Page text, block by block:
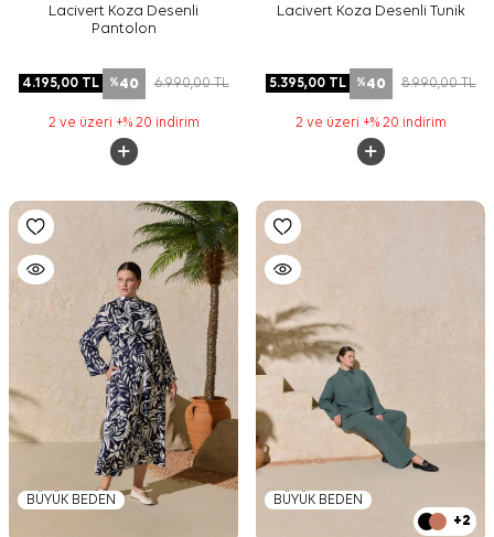
Lacivert Koza Desenli
Pantolon
4.195,00TL %40 6.990,00TL
2 ve üzeri +% 20 indirim
Lacivert Koza Desenli Tunik
5.395,00TL %40 8.990,00TL
2 ve üzeri +% 20 indirim
BÜYÜK BEDEN
BÜYÜK BEDEN
+2